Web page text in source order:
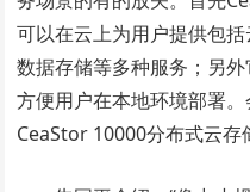
可以在云上为用户提供包
数据存储等多种服务；另
方便用户在本地环境部署
CeaStor 10000分布式云存